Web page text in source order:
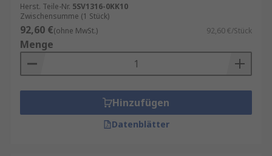
Herst. Teile-Nr. 5SV1316-0KK10
Zwischensumme (1 Stück)
92,60 €(ohne MwSt.) 92,60 €/Stück
Menge
Hinzufügen
Datenblätter